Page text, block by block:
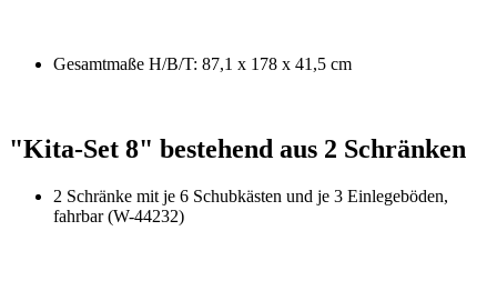
Gesamtmaße H/B/T: 87,1 x 178 x 41,5 cm
"Kita-Set 8" bestehend aus 2 Schränken
2 Schränke mit je 6 Schubkästen und je 3 Einlegeböden,
fahrbar (W-44232)